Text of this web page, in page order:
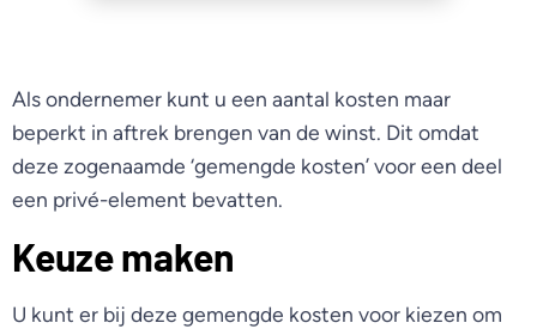
Als ondernemer kunt u een aantal kosten maar
beperkt in aftrek brengen van de winst. Dit omdat
deze zogenaamde ‘gemengde kosten’ voor een deel
een privé-element bevatten.
Keuze maken
U kunt er bij deze gemengde kosten voor kiezen om